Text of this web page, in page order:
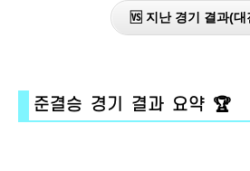
🆚 지난 경기 결과(대
준결승 경기 결과 요약 🏆